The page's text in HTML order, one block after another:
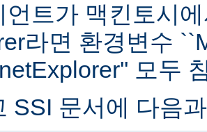
언트가 맥킨토시
라면 환경변수
모두
SSI 문서에 다음